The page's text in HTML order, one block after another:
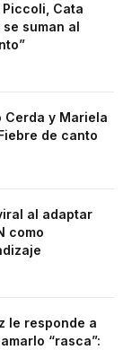
Cata
se suman al
Cerda y Mariela
de canto
al adaptar
como
le responde a
“rasca”: